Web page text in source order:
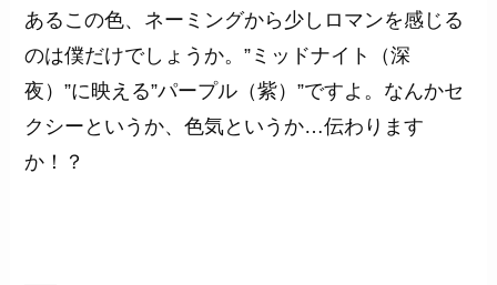
あるこの色、ネーミングから少しロマンを感じる
のは僕だけでしょうか。”ミッドナイト（深
夜）”に映える”パープル（紫）”ですよ。なんかセ
クシーというか、色気というか…伝わります
か！？